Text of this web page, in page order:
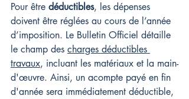
Pour être déductibles, les dépenses
doivent être réglées au cours de l’année
d’imposition. Le Bulletin Officiel détaille
le champ des charges déductibles
travaux, incluant les matériaux et la main-
d'œuvre. Ainsi, un acompte payé en fin
d'année sera immédiatement déductible,